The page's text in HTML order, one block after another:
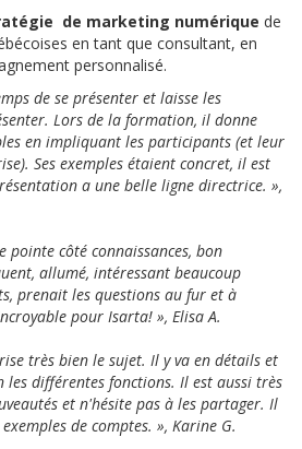
de marketing numérique de
en tant que consultant, en
personnalisé.
de se présenter et laisse les
Lors de la formation, il donne
en impliquant les participants (et leur
Ses exemples étaient concret, il est
a une belle ligne directrice. »,
pointe côté connaissances, bon
allumé, intéressant beaucoup
prenait les questions au fur et à
pour Isarta! », Elisa A.
très bien le sujet. Il y va en détails et
les différentes fonctions. Il est aussi très
et n'hésite pas à les partager. Il
de comptes. », Karine G.